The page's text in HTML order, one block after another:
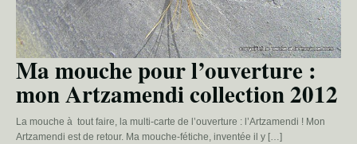
Ma mouche pour l’ouverture :
mon Artzamendi collection 2012
La mouche à tout faire, la multi-carte de l’ouverture : l’Artzamendi ! Mon
Artzamendi est de retour. Ma mouche-fétiche, inventée il y […]